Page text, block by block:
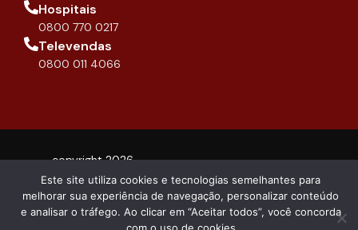
Hospitais
0800 770 0217
Televendas
0800 011 4066
copyright 2026 -
DIPROMED
Este site utiliza cookies e tecnologias semelhantes para
melhorar sua experiência de navegação, personalizar conteúdo
e analisar o tráfego. Ao clicar em “Aceitar todos”, você concorda